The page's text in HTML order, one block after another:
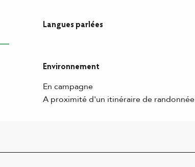
Langues parlées
Langues parlées
Environnement
Environnement
En campagne
A proximité d'un itinéraire de randonnée